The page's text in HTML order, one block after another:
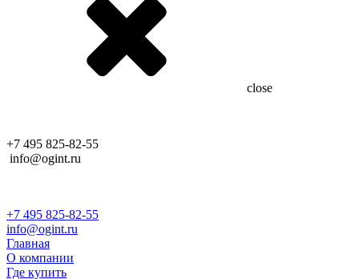
close
+7 495 825-82-55
info@ogint.ru
+7 495 825-82-55
info@ogint.ru
Главная
О компании
Где купить